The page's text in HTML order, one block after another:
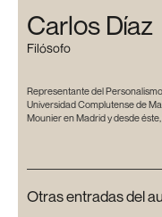
Carlos Díaz
Filósofo
Representante del
Universidad Complutense de
Mounier en Madrid y desde
Otras entradas del